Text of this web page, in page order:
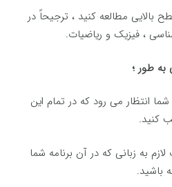
بالایی مطالعه کنید ، ترجیحاً در
، فیزیک و ریاضیات.
به طور ؛
انتظار می رود که در تمام این
کنید.
به زبانی که در آن برنامه شما
باشید.